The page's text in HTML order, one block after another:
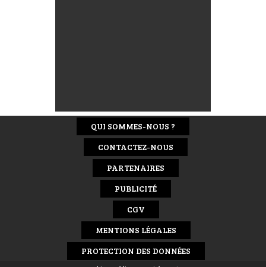
QUI SOMMES-NOUS ?
CONTACTEZ-NOUS
PARTENAIRES
PUBLICITÉ
CGV
MENTIONS LÉGALES
PROTECTION DES DONNÉES